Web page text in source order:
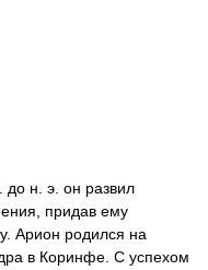
до н. э. он развил
придав ему
Арион родился на
в Коринфе. С успехом